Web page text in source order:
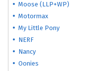
Moose (LLP+WP)
Motormax
My Little Pony
NERF
Nancy
Oonies